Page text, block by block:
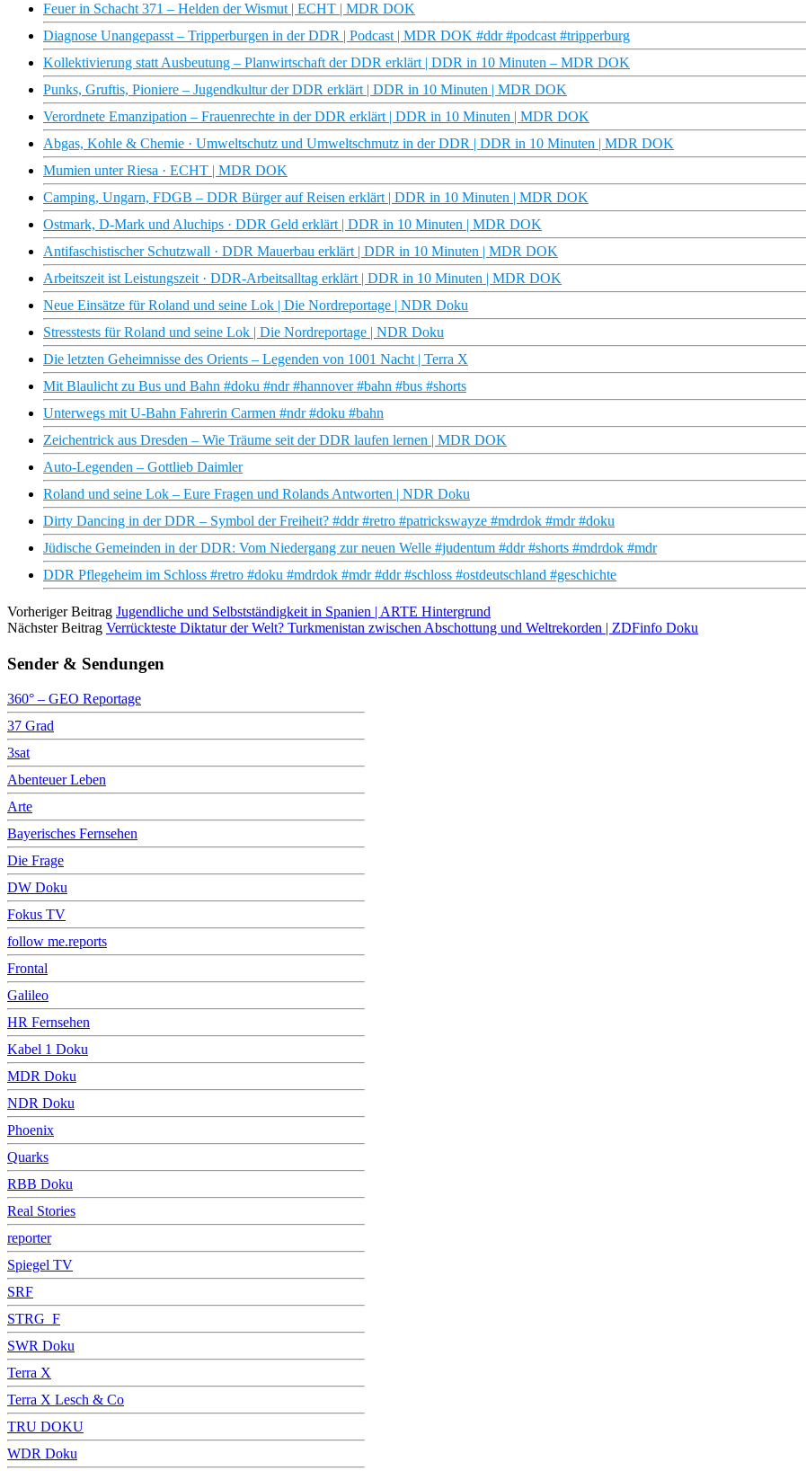
Feuer in Schacht 371 – Helden der Wismut | ECHT | MDR DOK
Diagnose Unangepasst – Tripperburgen in der DDR | Podcast | MDR DOK #ddr #podcast #tripperburg
Kollektivierung statt Ausbeutung – Planwirtschaft der DDR erklärt | DDR in 10 Minuten – MDR DOK
Punks, Gruftis, Pioniere – Jugendkultur der DDR erklärt | DDR in 10 Minuten | MDR DOK
Verordnete Emanzipation – Frauenrechte in der DDR erklärt | DDR in 10 Minuten | MDR DOK
Abgas, Kohle & Chemie · Umweltschutz und Umweltschmutz in der DDR | DDR in 10 Minuten | MDR DOK
Mumien unter Riesa · ECHT | MDR DOK
Camping, Ungarn, FDGB – DDR Bürger auf Reisen erklärt | DDR in 10 Minuten | MDR DOK
Ostmark, D-Mark und Aluchips · DDR Geld erklärt | DDR in 10 Minuten | MDR DOK
Antifaschistischer Schutzwall · DDR Mauerbau erklärt | DDR in 10 Minuten | MDR DOK
Arbeitszeit ist Leistungszeit · DDR-Arbeitsalltag erklärt | DDR in 10 Minuten | MDR DOK
Neue Einsätze für Roland und seine Lok | Die Nordreportage | NDR Doku
Stresstests für Roland und seine Lok | Die Nordreportage | NDR Doku
Die letzten Geheimnisse des Orients – Legenden von 1001 Nacht | Terra X
Mit Blaulicht zu Bus und Bahn #doku #ndr #hannover #bahn #bus #shorts
Unterwegs mit U-Bahn Fahrerin Carmen #ndr #doku #bahn
Zeichentrick aus Dresden – Wie Träume seit der DDR laufen lernen | MDR DOK
Auto-Legenden – Gottlieb Daimler
Roland und seine Lok – Eure Fragen und Rolands Antworten | NDR Doku
Dirty Dancing in der DDR – Symbol der Freiheit? #ddr #retro #patrickswayze #mdrdok #mdr #doku
Jüdische Gemeinden in der DDR: Vom Niedergang zur neuen Welle #judentum #ddr #shorts #mdrdok #mdr
DDR Pflegeheim im Schloss #retro #doku #mdrdok #mdr #ddr #schloss #ostdeutschland #geschichte
Vorheriger Beitrag Jugendliche und Selbstständigkeit in Spanien | ARTE Hintergrund
Nächster Beitrag Verrückteste Diktatur der Welt? Turkmenistan zwischen Abschottung und Weltrekorden | ZDFinfo Doku
Sender & Sendungen
360° – GEO Reportage
37 Grad
3sat
Abenteuer Leben
Arte
Bayerisches Fernsehen
Die Frage
DW Doku
Fokus TV
follow me.reports
Frontal
Galileo
HR Fernsehen
Kabel 1 Doku
MDR Doku
NDR Doku
Phoenix
Quarks
RBB Doku
Real Stories
reporter
Spiegel TV
SRF
STRG_F
SWR Doku
Terra X
Terra X Lesch & Co
TRU DOKU
WDR Doku